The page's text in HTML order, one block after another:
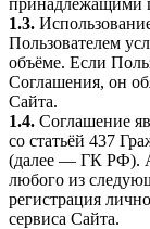
1.3.
Пользователем
объёме. Если
Соглашения, он
Сайта.
1.4. Соглашение
со статьёй 437
(далее — ГК РФ).
любого из
регистрация
сервиса Сайта.